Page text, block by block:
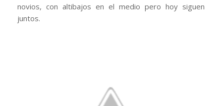
novios, con altibajos en el medio pero hoy siguen
juntos.